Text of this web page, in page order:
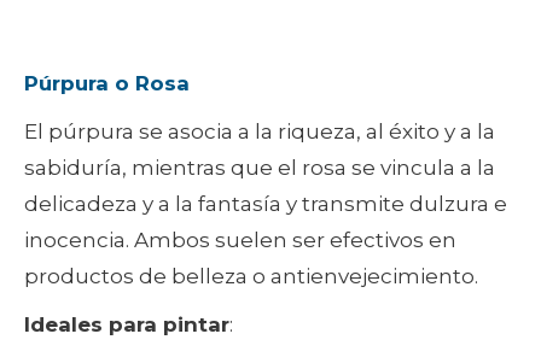
Púrpura o Rosa
El púrpura se asocia a la riqueza, al éxito y a la
sabiduría, mientras que el rosa se vincula a la
delicadeza y a la fantasía y transmite dulzura e
inocencia. Ambos suelen ser efectivos en
productos de belleza o antienvejecimiento.
Ideales para pintar: